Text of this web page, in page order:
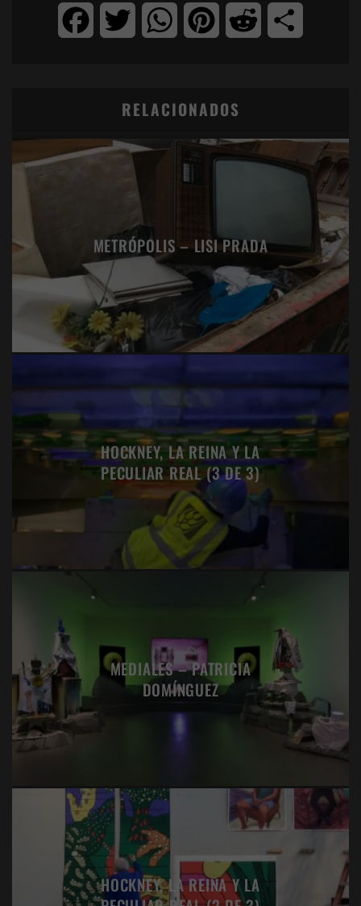
FacebookTwitter WhatsAppPinterest Reddit
RELACIONADOS
METRÓPOLIS – LISI PRADA
HOCKNEY, LA REINA Y LA
PECULIAR REAL (3 DE 3)
MEDIALES – PATRICIA
DOMÍNGUEZ
HOCKNEY, LA REINA Y LA